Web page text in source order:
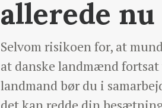
allerede
Selvom risikoen for, at
at danske landmænd
landmand bør du i